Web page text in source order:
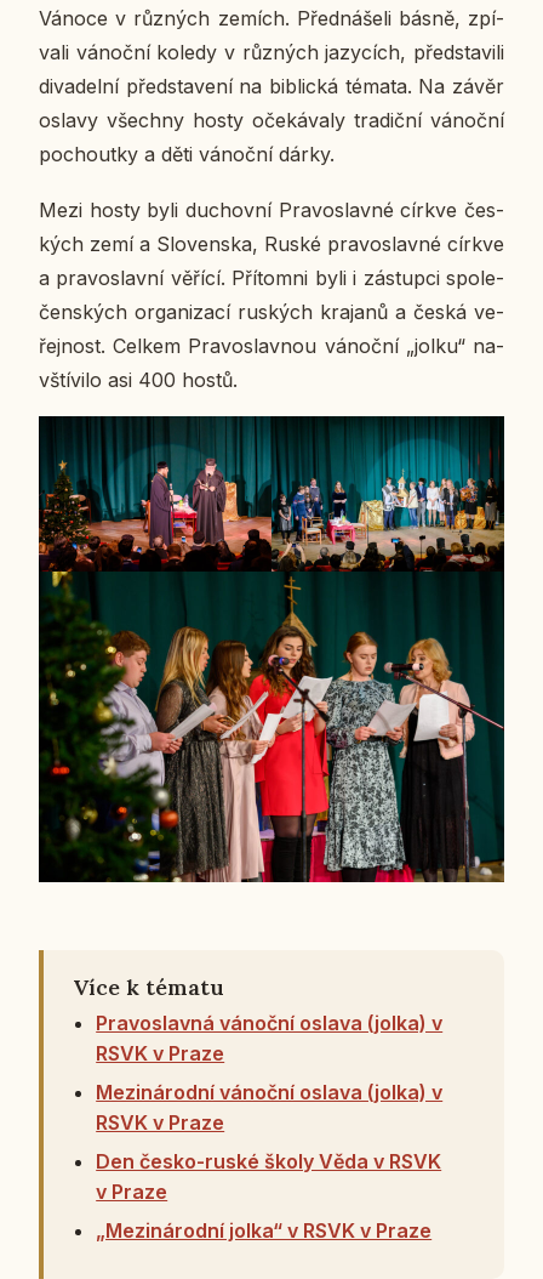
Vánoce v růz­ných zemích. Před­ná­še­li básně, zpí­
va­li vá­noč­ní koledy v růz­ných ja­zy­cích, před­sta­vi­li
di­va­del­ní před­sta­ve­ní na bib­lic­ká témata. Na závěr
oslavy všech­ny hosty oče­ká­va­ly tra­dič­ní vá­noč­ní
po­chout­ky a děti vá­noč­ní dárky.
Mezi hosty byli du­chov­ní Pra­voslav­né církve čes­
kých zemí a Slo­ven­ska, Ruské pra­voslav­né církve
a pra­voslav­ní věřící. Pří­tomni byli i zá­stup­ci spo­le­
čen­ských or­ga­ni­za­cí rus­kých kra­ja­nů a česká ve­
řej­nost. Celkem Pra­voslav­nou vá­noč­ní „jolku“ na­
vští­vi­lo asi 400 hostů.
Více k tématu
Pravoslavná vánoční oslava (jolka) v
RSVK v Praze
Mezinárodní vánoční oslava (jolka) v
RSVK v Praze
Den česko-ruské školy Věda v RSVK
v Praze
„Mezinárodní jolka“ v RSVK v Praze